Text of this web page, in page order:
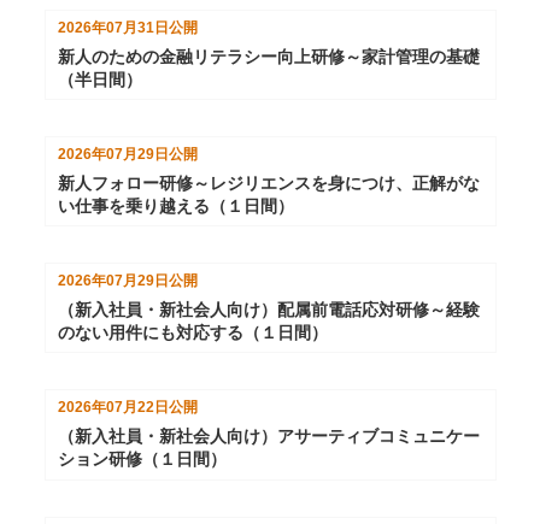
2026年07月31日 公開
新人のための金融リテラシー向上研修～家計管理の基礎
（半日間）
2026年07月29日 公開
新人フォロー研修～レジリエンスを身につけ、正解がな
い仕事を乗り越える（１日間）
2026年07月29日 公開
（新入社員・新社会人向け）配属前電話応対研修～経験
のない用件にも対応する（１日間）
2026年07月22日 公開
（新入社員・新社会人向け）アサーティブコミュニケー
ション研修（１日間）